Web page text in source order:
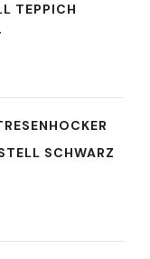
TEPPICH
SCHWARZ